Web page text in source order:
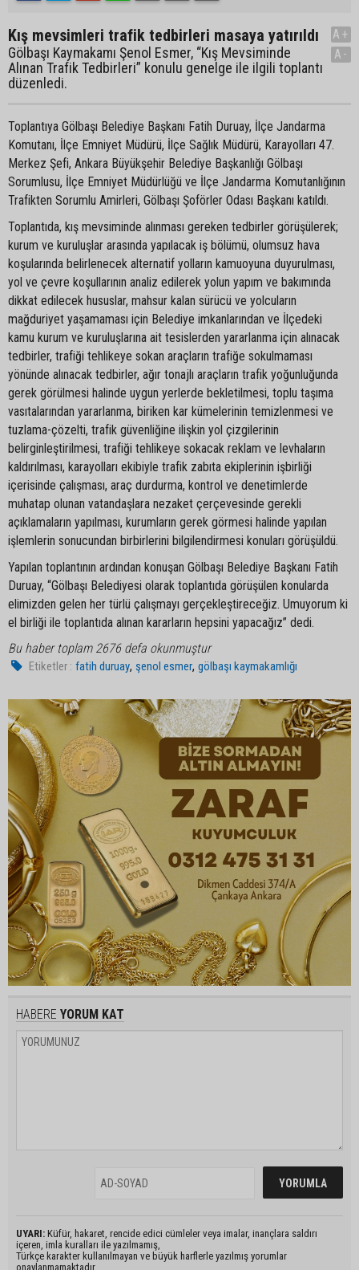
Kış mevsimleri trafik tedbirleri masaya yatırıldı
Gölbaşı Kaymakamı Şenol Esmer, “Kış Mevsiminde
Alınan Trafik Tedbirleri” konulu genelge ile ilgili toplantı
düzenledi.
A+
A-
Toplantıya Gölbaşı Belediye Başkanı Fatih Duruay, İlçe Jandarma
Komutanı, İlçe Emniyet Müdürü, İlçe Sağlık Müdürü, Karayolları 47.
Merkez Şefi, Ankara Büyükşehir Belediye Başkanlığı Gölbaşı
Sorumlusu, İlçe Emniyet Müdürlüğü ve İlçe Jandarma Komutanlığının
Trafikten Sorumlu Amirleri, Gölbaşı Şoförler Odası Başkanı katıldı.
Toplantıda, kış mevsiminde alınması gereken tedbirler görüşülerek;
kurum ve kuruluşlar arasında yapılacak iş bölümü, olumsuz hava
koşularında belirlenecek alternatif yolların kamuoyuna duyurulması,
yol ve çevre koşullarının analiz edilerek yolun yapım ve bakımında
dikkat edilecek hususlar, mahsur kalan sürücü ve yolcuların
mağduriyet yaşamaması için Belediye imkanlarından ve İlçedeki
kamu kurum ve kuruluşlarına ait tesislerden yararlanma için alınacak
tedbirler, trafiği tehlikeye sokan araçların trafiğe sokulmaması
yönünde alınacak tedbirler, ağır tonajlı araçların trafik yoğunluğunda
gerek görülmesi halinde uygun yerlerde bekletilmesi, toplu taşıma
vasıtalarından yararlanma, biriken kar kümelerinin temizlenmesi ve
tuzlama-çözelti, trafik güvenliğine ilişkin yol çizgilerinin
belirginleştirilmesi, trafiği tehlikeye sokacak reklam ve levhaların
kaldırılması, karayolları ekibiyle trafik zabıta ekiplerinin işbirliği
içerisinde çalışması, araç durdurma, kontrol ve denetimlerde
muhatap olunan vatandaşlara nezaket çerçevesinde gerekli
açıklamaların yapılması, kurumların gerek görmesi halinde yapılan
işlemlerin sonucundan birbirlerini bilgilendirmesi konuları görüşüldü.
Yapılan toplantının ardından konuşan Gölbaşı Belediye Başkanı Fatih
Duruay, “Gölbaşı Belediyesi olarak toplantıda görüşülen konularda
elimizden gelen her türlü çalışmayı gerçekleştireceğiz. Umuyorum ki
el birliği ile toplantıda alınan kararların hepsini yapacağız” dedi.
Bu haber toplam 2676 defa okunmuştur
Etiketler : fatih duruay, şenol esmer,gölbaşı kaymakamlığı
HABERE YORUM KAT
UYARI: Küfür, hakaret, rencide edici cümleler veya imalar, inançlara saldırı
içeren, imla kuralları ile yazılmamış,
Türkçe karakter kullanılmayan ve büyük harflerle yazılmış yorumlar
onaylanmamaktadır.